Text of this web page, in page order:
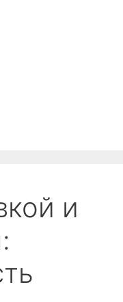
и